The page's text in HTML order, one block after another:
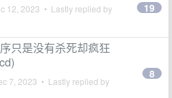
12, 2023 • Lastly replied by 19
只是没有杀死却疯狂
7, 2023 • Lastly replied by
8